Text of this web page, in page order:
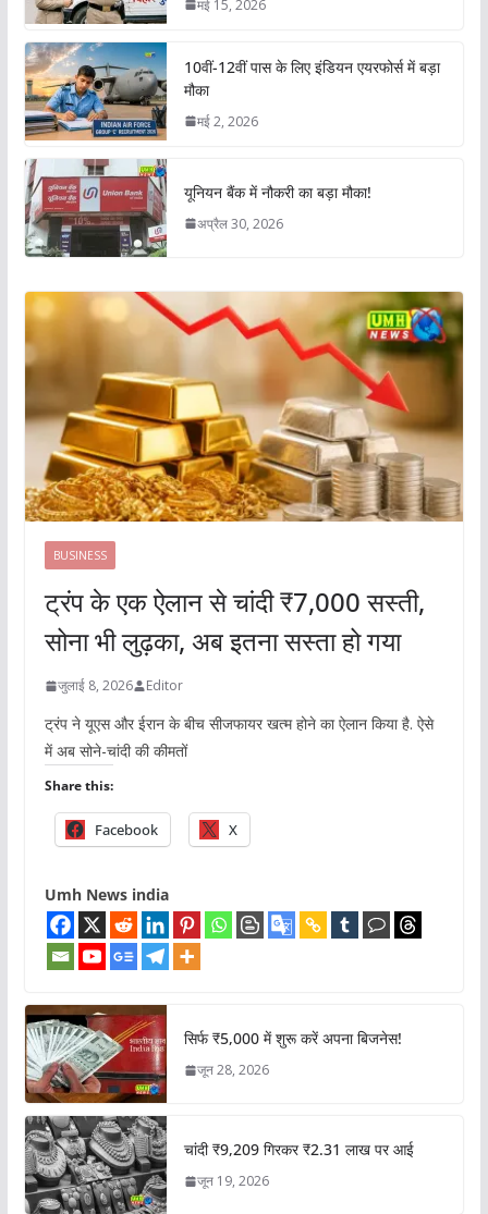
मई 15, 2026
10वीं-12वीं पास के लिए इंडियन एयरफोर्स में बड़ा
मौका
मई 2, 2026
यूनियन बैंक में नौकरी का बड़ा मौका!
अप्रैल 30, 2026
BUSINESS
ट्रंप के एक ऐलान से चांदी ₹7,000 सस्ती,
सोना भी लुढ़का, अब इतना सस्ता हो गया
जुलाई 8, 2026 Editor
ट्रंप ने यूएस और ईरान के बीच सीजफायर खत्म होने का ऐलान किया है. ऐसे
में अब सोने-चांदी की कीमतों
Share this:
Facebook X
Umh News india
सिर्फ ₹5,000 में शुरू करें अपना बिजनेस!
जून 28, 2026
चांदी ₹9,209 गिरकर ₹2.31 लाख पर आई
जून 19, 2026